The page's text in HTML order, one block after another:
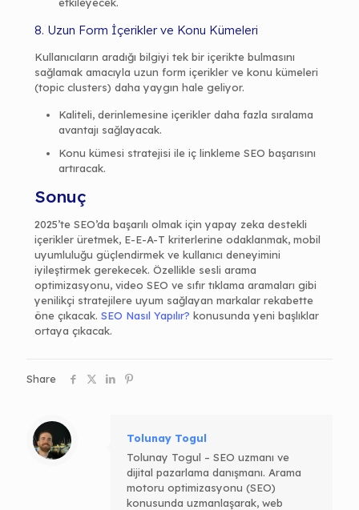
8. Uzun Form İçerikler ve Konu Kümeleri
Kullanıcıların aradığı bilgiyi tek bir içerikte bulmasını
sağlamak amacıyla uzun form içerikler ve konu kümeleri
(topic clusters) daha yaygın hale geliyor.
Kaliteli, derinlemesine içerikler daha fazla sıralama
avantajı sağlayacak.
Konu kümesi stratejisi ile iç linkleme SEO başarısını
artıracak.
Sonuç
2025’te SEO’da başarılı olmak için yapay zeka destekli
içerikler üretmek, E-E-A-T kriterlerine odaklanmak, mobil
uyumluluğu güçlendirmek ve kullanıcı deneyimini
iyileştirmek gerekecek. Özellikle sesli arama
optimizasyonu, video SEO ve sıfır tıklama aramaları gibi
yenilikçi stratejilere uyum sağlayan markalar rekabette
öne çıkacak. SEO Nasıl Yapılır? konusunda yeni başlıklar
ortaya çıkacak.
Share
Tolunay Togul
Tolunay Togul – SEO uzmanı ve
dijital pazarlama danışmanı. Arama
motoru optimizasyonu (SEO)
konusunda uzmanlaşarak, web